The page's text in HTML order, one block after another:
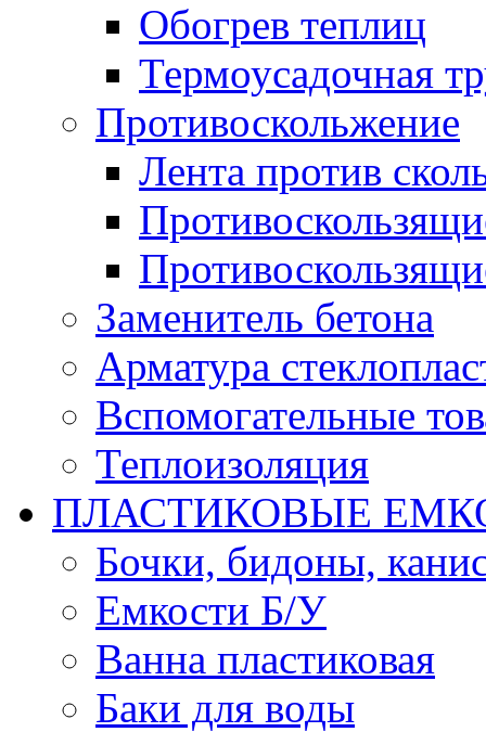
Обогрев теплиц
Термоусадочная
Противоскольжение
Лента против
Заменитель бетона
Арматура
Вспомогательные
Теплоизоляция
ПЛАСТИКОВЫЕ
Бочки, бидоны,
Емкости Б/У
Ванна пластиковая
Баки для воды